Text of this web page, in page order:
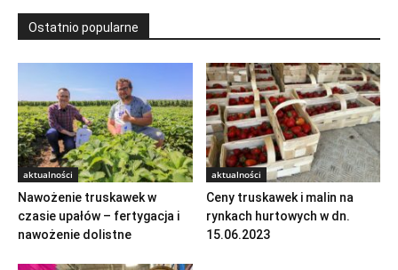
Ostatnio popularne
aktualności
Nawożenie truskawek w
czasie upałów – fertygacja i
nawożenie dolistne
aktualności
Ceny truskawek i malin na
rynkach hurtowych w dn.
15.06.2023